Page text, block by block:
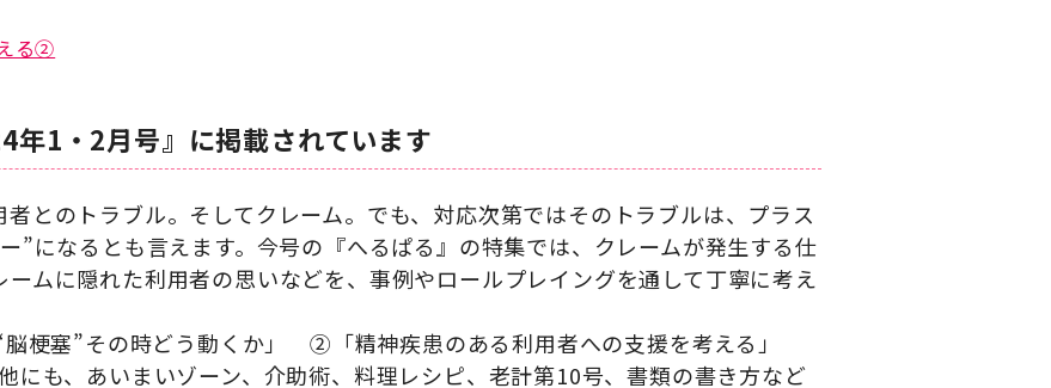
る②
年1・2月号』に掲載されています
とのトラブル。そしてクレーム。でも、対応次第ではそのトラブルは、プラス
”になるとも言えます。今号の『へるぱる』の特集では、クレームが発生する仕
ムに隠れた利用者の思いなどを、事例やロールプレイングを通して丁寧に考え
梗塞”その時どう動くか」 ②「精神疾患のある利用者への支援を考える」
にも、あいまいゾーン、介助術、料理レシピ、老計第10号、書類の書き方など